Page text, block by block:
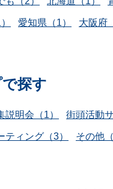
愛知県（1） 大阪府
探す
説明会（1） 街頭活動
ティング（3） その他（